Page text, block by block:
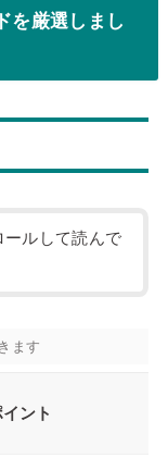
を厳選しまし
ールして読んで
ント